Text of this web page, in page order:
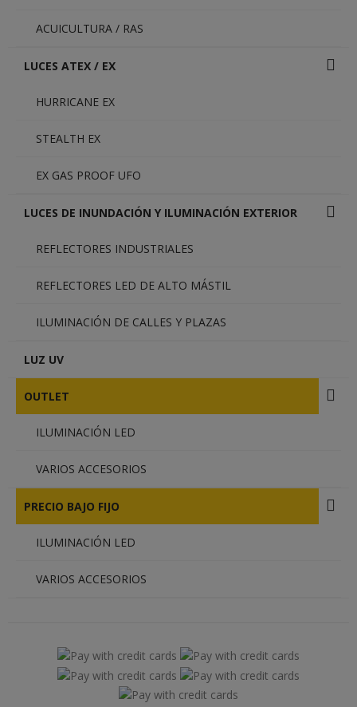
ACUICULTURA / RAS
LUCES ATEX / EX
HURRICANE EX
STEALTH EX
EX GAS PROOF UFO
LUCES DE INUNDACIÓN Y ILUMINACIÓN EXTERIOR
REFLECTORES INDUSTRIALES
REFLECTORES LED DE ALTO MÁSTIL
ILUMINACIÓN DE CALLES Y PLAZAS
LUZ UV
OUTLET
ILUMINACIÓN LED
VARIOS ACCESORIOS
PRECIO BAJO FIJO
ILUMINACIÓN LED
VARIOS ACCESORIOS